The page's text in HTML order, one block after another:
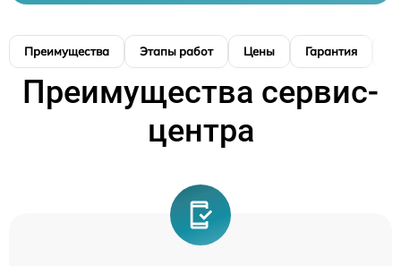
Преимущества Этапы работ Цены Гарантия
Преимущества сервис-
центра